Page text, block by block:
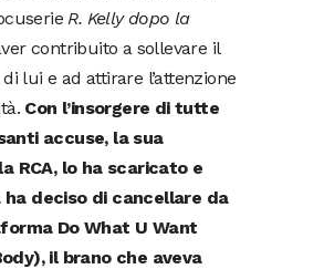
R. Kelly dopo la
contribuito a sollevare il
lui e ad attirare l’attenzione
Con l’insorgere di tutte
accuse, la sua
RCA, lo ha scaricato e
ha deciso di cancellare da
Do What U Want
il brano che aveva